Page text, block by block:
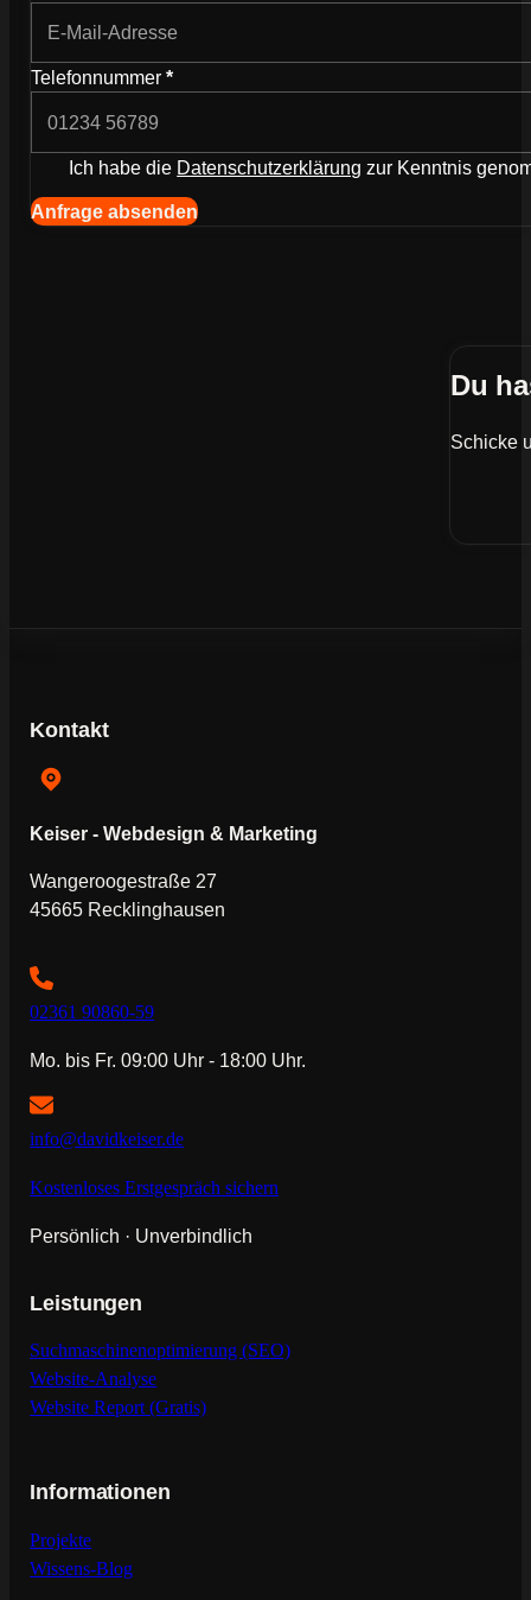
Telefonnummer *
Ich habe die Datenschutzerklärung zur Kenntnis
Navigation (Kopie) (Kopieren) (Kopieren)
Anfrage absenden
Du
Schicke
Kontakt
Keiser - Webdesign & Marketing
Wangeroogestraße 27
45665 Recklinghausen
02361 90860-59
Mo. bis Fr. 09:00 Uhr - 18:00 Uhr.
info@davidkeiser.de
Kostenloses Erstgespräch sichern
Persönlich · Unverbindlich
Leistungen
Suchmaschinenoptimierung (SEO)
Website-Analyse
Website Report (Gratis)
Informationen
Projekte
Wissens-Blog